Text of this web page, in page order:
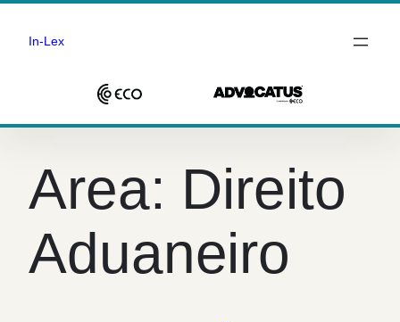
Saltar
conteúdo
In-Lex
Area: Direito
Aduaneiro